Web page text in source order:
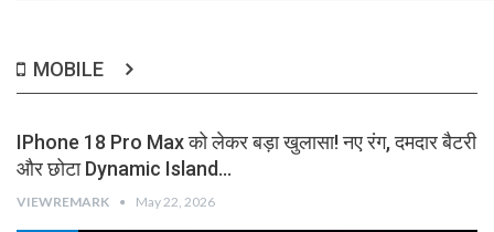
MOBILE
IPhone 18 Pro Max को लेकर बड़ा खुलासा! नए रंग, दमदार बैटरी
और छोटा Dynamic Island…
VIEWREMARK May 22, 2026